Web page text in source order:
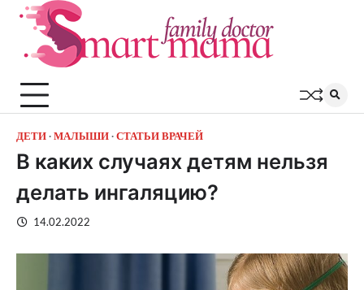
Перейти
содержимому
ДЕТИ МАЛЫШИ СТАТЬИ ВРАЧЕЙ
В каких случаях детям нельзя
делать ингаляцию?
14.02.2022